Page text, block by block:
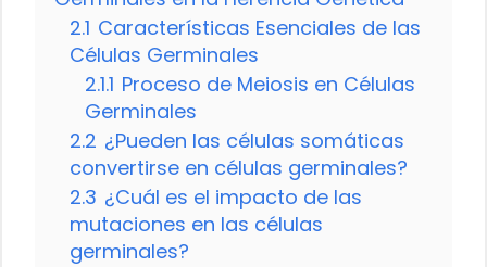
2.1 Características Esenciales de las
Células Germinales
2.1.1 Proceso de Meiosis en Células
Germinales
2.2 ¿Pueden las células somáticas
convertirse en células germinales?
2.3 ¿Cuál es el impacto de las
mutaciones en las células
germinales?